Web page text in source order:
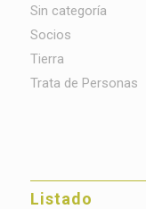
Sin categoría
Socios
Tierra
Trata de Personas
Listado